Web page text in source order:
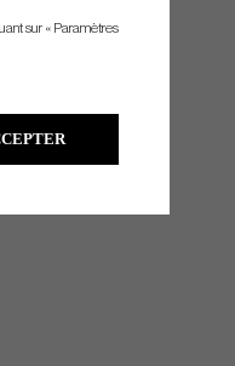
sur « Paramètres